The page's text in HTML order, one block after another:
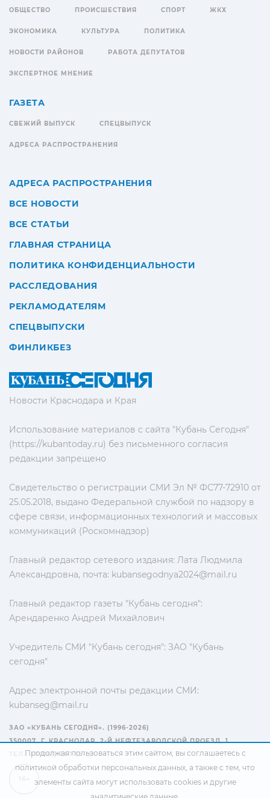
Новости Краснодара и Края
Использование материалов с сайта "Кубань Сегодня"
(https://kubantoday.ru) без письменного согласия
редакции запрещено
Свидетельство о регистрации СМИ Эл № ФС77-72910 от
25.05.2018, выдано Федеральной службой по надзору в
сфере связи, информационных технологий и массовых
коммуникаций (Роскомнадзор)
Главный редактор сетевого издания: Лата Людмила
Александровна, почта: kubansegodnya2024@mail.ru
Главный редактор газеты "Кубань сегодня":
Арендаренко Андрей Михайлович
Учредитель СМИ "Кубань сегодня": ЗАО "Кубань
сегодня"
Адрес электронной почты редакции СМИ:
kubanseg@mail.ru
ОБЩЕСТВО ПРОИСШЕСТВИЯ СПОРТ ЖКХ
ЭКОНОМИКА КУЛЬТУРА ПОЛИТИКА
НОВОСТИ РАЙОНОВ РАБОТА ДЕПУТАТОВ
ЭКСПЕРТНОЕ МНЕНИЕ
ГАЗЕТА
СВЕЖИЙ ВЫПУСК СПЕЦВЫПУСК
АДРЕСА РАСПРОСТРАНЕНИЯ
АДРЕСА РАСПРОСТРАНЕНИЯ
ВСЕ НОВОСТИ
ВСЕ СТАТЬИ
ГЛАВНАЯ СТРАНИЦА
ПОЛИТИКА КОНФИДЕНЦИАЛЬНОСТИ
РАССЛЕДОВАНИЯ
РЕКЛАМОДАТЕЛЯМ
СПЕЦВЫПУСКИ
ФИНЛИКБЕЗ
ЗАО «КУБАНЬ СЕГОДНЯ». (1996-2026)
350007, Г. КРАСНОДАР, 2-Й НЕФТЕЗАВОДСКОЙ ПРОЕЗД, 1
ТЕЛ.: +7(861) 267-15-15
Продолжая пользоваться этим сайтом, вы соглашаетесь с
политикой обработки персональных данных, а также с тем, что
элементы сайта могут использовать cookies и другие